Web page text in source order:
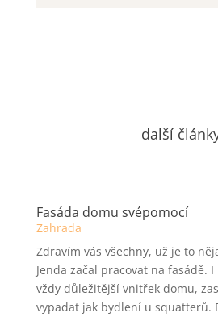
další
Fasáda domu svépomocí
Zahrada
Zdravím vás všechny, už je to
Jenda začal pracovat na fasádě.
vždy důležitější vnitřek domu,
vypadat jak bydlení u squatterů.